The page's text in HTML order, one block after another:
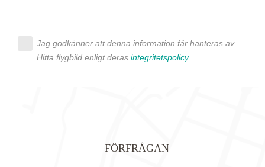
Jag godkänner att denna information får hanteras av
Hitta flygbild enligt deras integritetspolicy
FÖRFRÅGAN